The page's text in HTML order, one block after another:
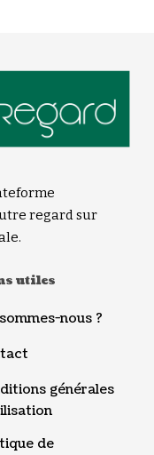
regard sur
utiles
nous ?
générales
de